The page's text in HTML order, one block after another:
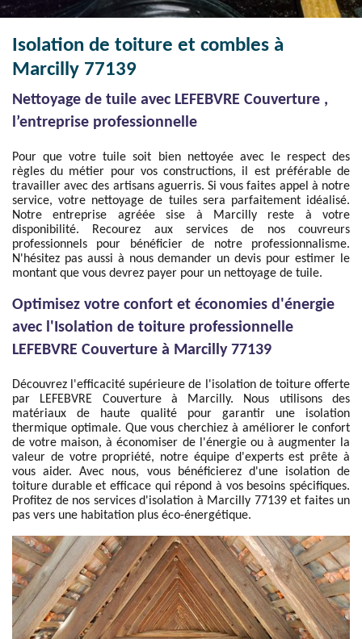
Isolation de toiture et combles à
Marcilly 77139
Nettoyage de tuile avec LEFEBVRE Couverture ,
l’entreprise professionnelle
Pour que votre tuile soit bien nettoyée avec le respect des
règles du métier pour vos constructions, il est préférable de
travailler avec des artisans aguerris. Si vous faites appel à notre
service, votre nettoyage de tuiles sera parfaitement idéalisé.
Notre entreprise agréée sise à Marcilly reste à votre
disponibilité. Recourez aux services de nos couvreurs
professionnels pour bénéficier de notre professionnalisme.
N'hésitez pas aussi à nous demander un devis pour estimer le
montant que vous devrez payer pour un nettoyage de tuile.
Optimisez votre confort et économies d'énergie
avec l'Isolation de toiture professionnelle
LEFEBVRE Couverture à Marcilly 77139
Découvrez l'efficacité supérieure de l'isolation de toiture offerte
par LEFEBVRE Couverture à Marcilly. Nous utilisons des
matériaux de haute qualité pour garantir une isolation
thermique optimale. Que vous cherchiez à améliorer le confort
de votre maison, à économiser de l'énergie ou à augmenter la
valeur de votre propriété, notre équipe d'experts est prête à
vous aider. Avec nous, vous bénéficierez d'une isolation de
toiture durable et efficace qui répond à vos besoins spécifiques.
Profitez de nos services d'isolation à Marcilly 77139 et faites un
pas vers une habitation plus éco-énergétique.